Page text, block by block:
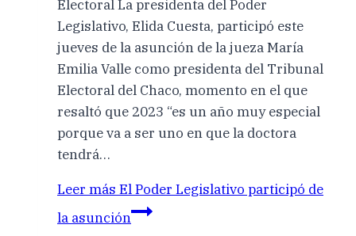
Electoral La presidenta del Poder
Legislativo, Elida Cuesta, participó este
jueves de la asunción de la jueza María
Emilia Valle como presidenta del Tribunal
Electoral del Chaco, momento en el que
resaltó que 2023 “es un año muy especial
porque va a ser uno en que la doctora
tendrá…
Leer más El Poder Legislativo participó de
la asunción